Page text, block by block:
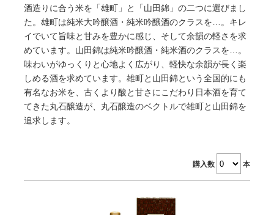
酒造りに合う米を「雄町」と「山田錦」の二つに選びまし
た。雄町は純米大吟醸酒・純米吟醸酒のクラスを…。キレ
イでいて旨味と甘みを豊かに感じ、そして余韻の軽さを求
めています。山田錦は純米吟醸酒・純米酒のクラスを…。
味わいがゆっくりと心地よく広がり、軽快な余韻が長く楽
しめる酒を求めています。雄町と山田錦という全国的にも
有名なお米を、古くより酸と甘さにこだわり日本酒を育て
てきた丸石醸造が、丸石醸造のベクトルで雄町と山田錦を
追求します。
購入数 本